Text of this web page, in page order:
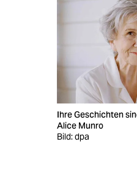
wahrheit
veranstaltungen
Ihre Geschichten
Alice Munro
Bild: dpa